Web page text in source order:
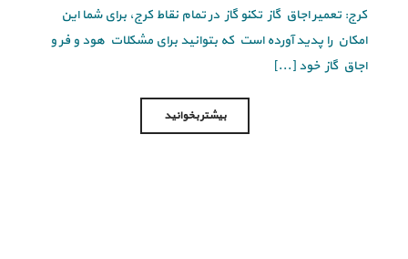
کرج: تعمیر اجاق گاز تکنو گاز در تمام نقاط کرج، برای شما این
امکان را پدید آورده است که بتوانید برای مشکلات هود و فر و
اجاق گاز خود [...]
بیشتر بخوانید